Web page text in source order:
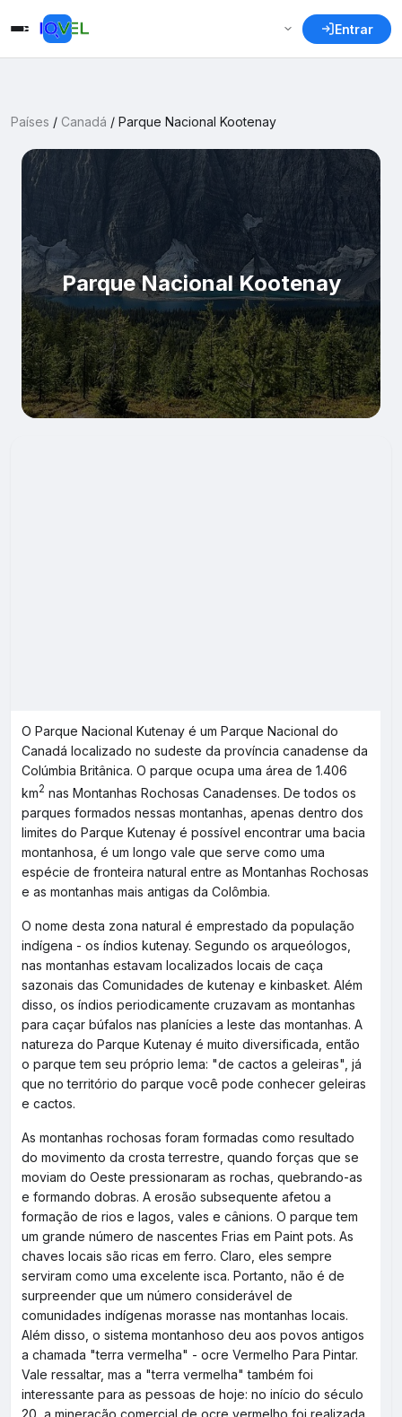
Entrar
Países / Canadá / Parque Nacional Kootenay
Parque Nacional Kootenay
O Parque Nacional Kutenay é um Parque Nacional do
Canadá localizado no sudeste da província canadense da
Colúmbia Britânica. O parque ocupa uma área de 1.406
km2 nas Montanhas Rochosas Canadenses. De todos os
parques formados nessas montanhas, apenas dentro dos
limites do Parque Kutenay é possível encontrar uma bacia
montanhosa, é um longo vale que serve como uma
espécie de fronteira natural entre as Montanhas Rochosas
e as montanhas mais antigas da Colômbia.
O nome desta zona natural é emprestado da população
indígena - os índios kutenay. Segundo os arqueólogos,
nas montanhas estavam localizados locais de caça
sazonais das Comunidades de kutenay e kinbasket. Além
disso, os índios periodicamente cruzavam as montanhas
para caçar búfalos nas planícies a leste das montanhas. A
natureza do Parque Kutenay é muito diversificada, então
o parque tem seu próprio lema: "de cactos a geleiras", já
que no território do parque você pode conhecer geleiras
e cactos.
As montanhas rochosas foram formadas como resultado
do movimento da crosta terrestre, quando forças que se
moviam do Oeste pressionaram as rochas, quebrando-as
e formando dobras. A erosão subsequente afetou a
formação de rios e lagos, vales e cânions. O parque tem
um grande número de nascentes Frias em Paint pots. As
chaves locais são ricas em ferro. Claro, eles sempre
serviram como uma excelente isca. Portanto, não é de
surpreender que um número considerável de
comunidades indígenas morasse nas montanhas locais.
Além disso, o sistema montanhoso deu aos povos antigos
a chamada "terra vermelha" - ocre Vermelho Para Pintar.
Vale ressaltar, mas a "terra vermelha" também foi
interessante para as pessoas de hoje: no início do século
20, a mineração comercial de ocre vermelho foi realizada